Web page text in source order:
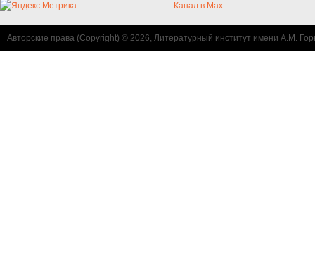
Канал в Max
Авторские права (Copyright) © 2026, Литературный институт имени А.М.